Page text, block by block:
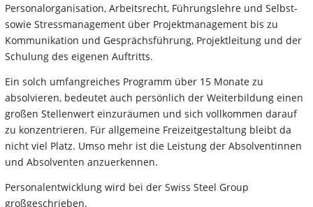
Personalorganisation, Arbeitsrecht, Führungslehre und Selbst-
sowie Stressmanagement über Projektmanagement bis zu
Kommunikation und Gesprächsführung, Projektleitung und der
Schulung des eigenen Auftritts.
Ein solch umfangreiches Programm über 15 Monate zu
absolvieren, bedeutet auch persönlich der Weiterbildung einen
großen Stellenwert einzuräumen und sich vollkommen darauf
zu konzentrieren. Für allgemeine Freizeitgestaltung bleibt da
nicht viel Platz. Umso mehr ist die Leistung der Absolventinnen
und Absolventen anzuerkennen.
Personalentwicklung wird bei der Swiss Steel Group
großgeschrieben.